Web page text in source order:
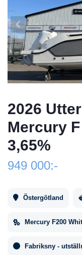
2026
Mercury
3,65%
949 000:-
Östergötland
Mercury F200
Fabriksny -